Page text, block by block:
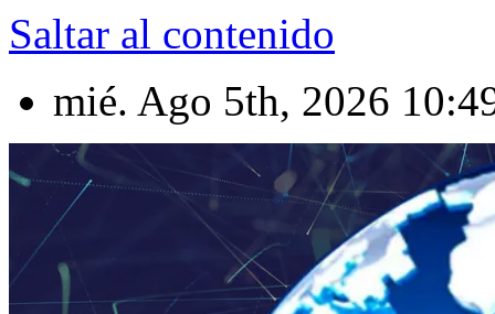
Saltar al contenido
mié. Ago 5th, 2026